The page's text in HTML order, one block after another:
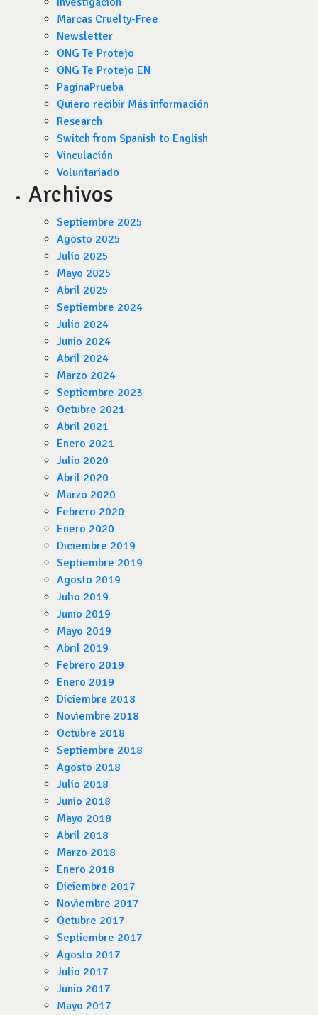
Marcas Cruelty-Free
Newsletter
ONG Te Protejo
ONG Te Protejo EN
PaginaPrueba
Quiero recibir Más información
Research
Switch from Spanish to English
Vinculación
Voluntariado
Archivos
Septiembre 2025
Agosto 2025
Julio 2025
Mayo 2025
Abril 2025
Septiembre 2024
Julio 2024
Junio 2024
Abril 2024
Marzo 2024
Septiembre 2023
Octubre 2021
Abril 2021
Enero 2021
Julio 2020
Abril 2020
Marzo 2020
Febrero 2020
Enero 2020
Diciembre 2019
Septiembre 2019
Agosto 2019
Julio 2019
Junio 2019
Mayo 2019
Abril 2019
Febrero 2019
Enero 2019
Diciembre 2018
Noviembre 2018
Octubre 2018
Septiembre 2018
Agosto 2018
Julio 2018
Junio 2018
Mayo 2018
Abril 2018
Marzo 2018
Enero 2018
Diciembre 2017
Noviembre 2017
Octubre 2017
Septiembre 2017
Agosto 2017
Julio 2017
Junio 2017
Mayo 2017